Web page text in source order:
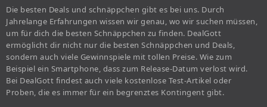
Die besten Deals und schnäppchen gibt es bei uns. Durch
Jahrelange Erfahrungen wissen wir genau, wo wir suchen müssen,
um für dich die besten Schnäppchen zu finden. DealGott
ermöglicht dir nicht nur die besten Schnäppchen und Deals,
sondern auch viele Gewinnspiele mit tollen Preise. Wie zum
Beispiel ein Smartphone, dass zum Release-Datum verlost wird.
Bei DealGott findest auch viele kostenlose Test-Artikel oder
Proben, die es immer für ein begrenztes Kontingent gibt.